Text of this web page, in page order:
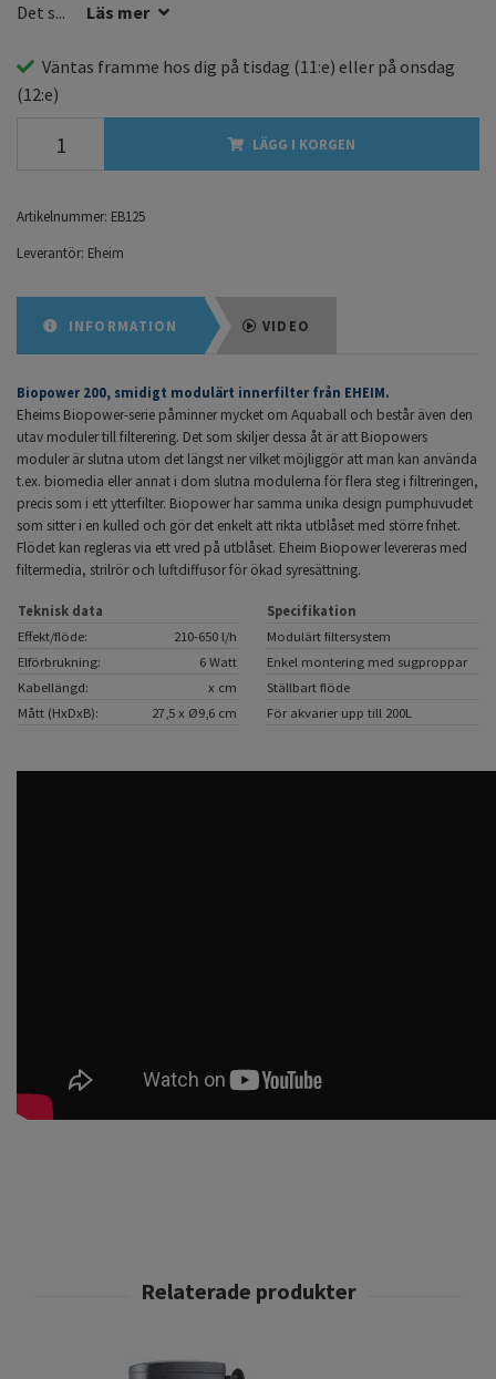
Det s...
Läs mer
Väntas framme hos dig på tisdag (11:e) eller på onsdag
(12:e)
LÄGG I KORGEN
Artikelnummer: EB125
Leverantör: Eheim
INFORMATION VIDEO
Biopower 200, smidigt modulärt innerfilter från EHEIM.
Eheims Biopower-serie påminner mycket om Aquaball och består även den
utav moduler till filterering. Det som skiljer dessa åt är att Biopowers
moduler är slutna utom det längst ner vilket möjliggör att man kan använda
t.ex. biomedia eller annat i dom slutna modulerna för flera steg i filtreringen,
precis som i ett ytterfilter. Biopower har samma unika design pumphuvudet
som sitter i en kulled och gör det enkelt att rikta utblåset med större frihet.
Flödet kan regleras via ett vred på utblåset. Eheim Biopower levereras med
filtermedia, strilrör och luftdiffusor för ökad syresättning.
Teknisk data
Specifikation
Effekt/flöde:
210-650 l/h
Modulärt filtersystem
Elförbrukning:
6 Watt
Enkel montering med sugproppar
Kabellängd:
x cm
Ställbart flöde
Mått (HxDxB):
27,5 x Ø9,6 cm För akvarier upp till 200L